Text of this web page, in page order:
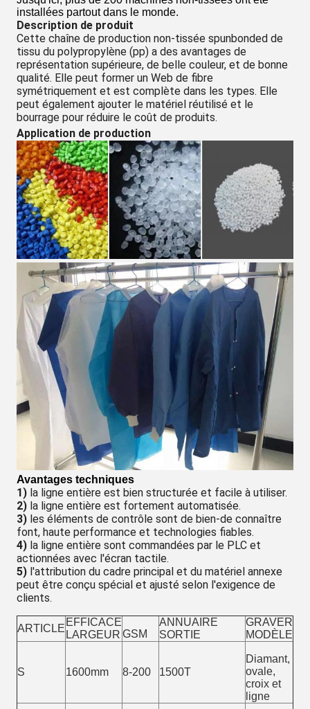
installées partout dans le monde.
Description de produit
Cette chaîne de production non-tissée spunbonded de
tissu du polypropylène (pp) a des avantages de
représentation supérieure, de belle couleur, et de bonne
qualité. Elle peut former un Web de fibre
symétriquement et est complète dans les types. Elle
peut également ajouter le matériel réutilisé et le
bourrage pour réduire le coût de produits.
Application de production
Avantages techniques
1) la ligne entière est bien structurée et facile à utiliser.
2) la ligne entière est fortement automatisée.
3) les éléments de contrôle sont de bien-de connaître
font, haute performance et technologies fiables.
4) la ligne entière sont commandées par le PLC et
actionnées avec l'écran tactile.
5) l'attribution du cadre principal et du matériel annexe
peut être conçu spécial et ajusté selon l'exigence de
clients.
ARTICLE
EFFICACE
LARGEUR GSM
ANNUAIRE
SORTIE
GRAVER
MODÈLE
S 1600mm 8-200 1500T
Diamant,
ovale,
croix et
ligne